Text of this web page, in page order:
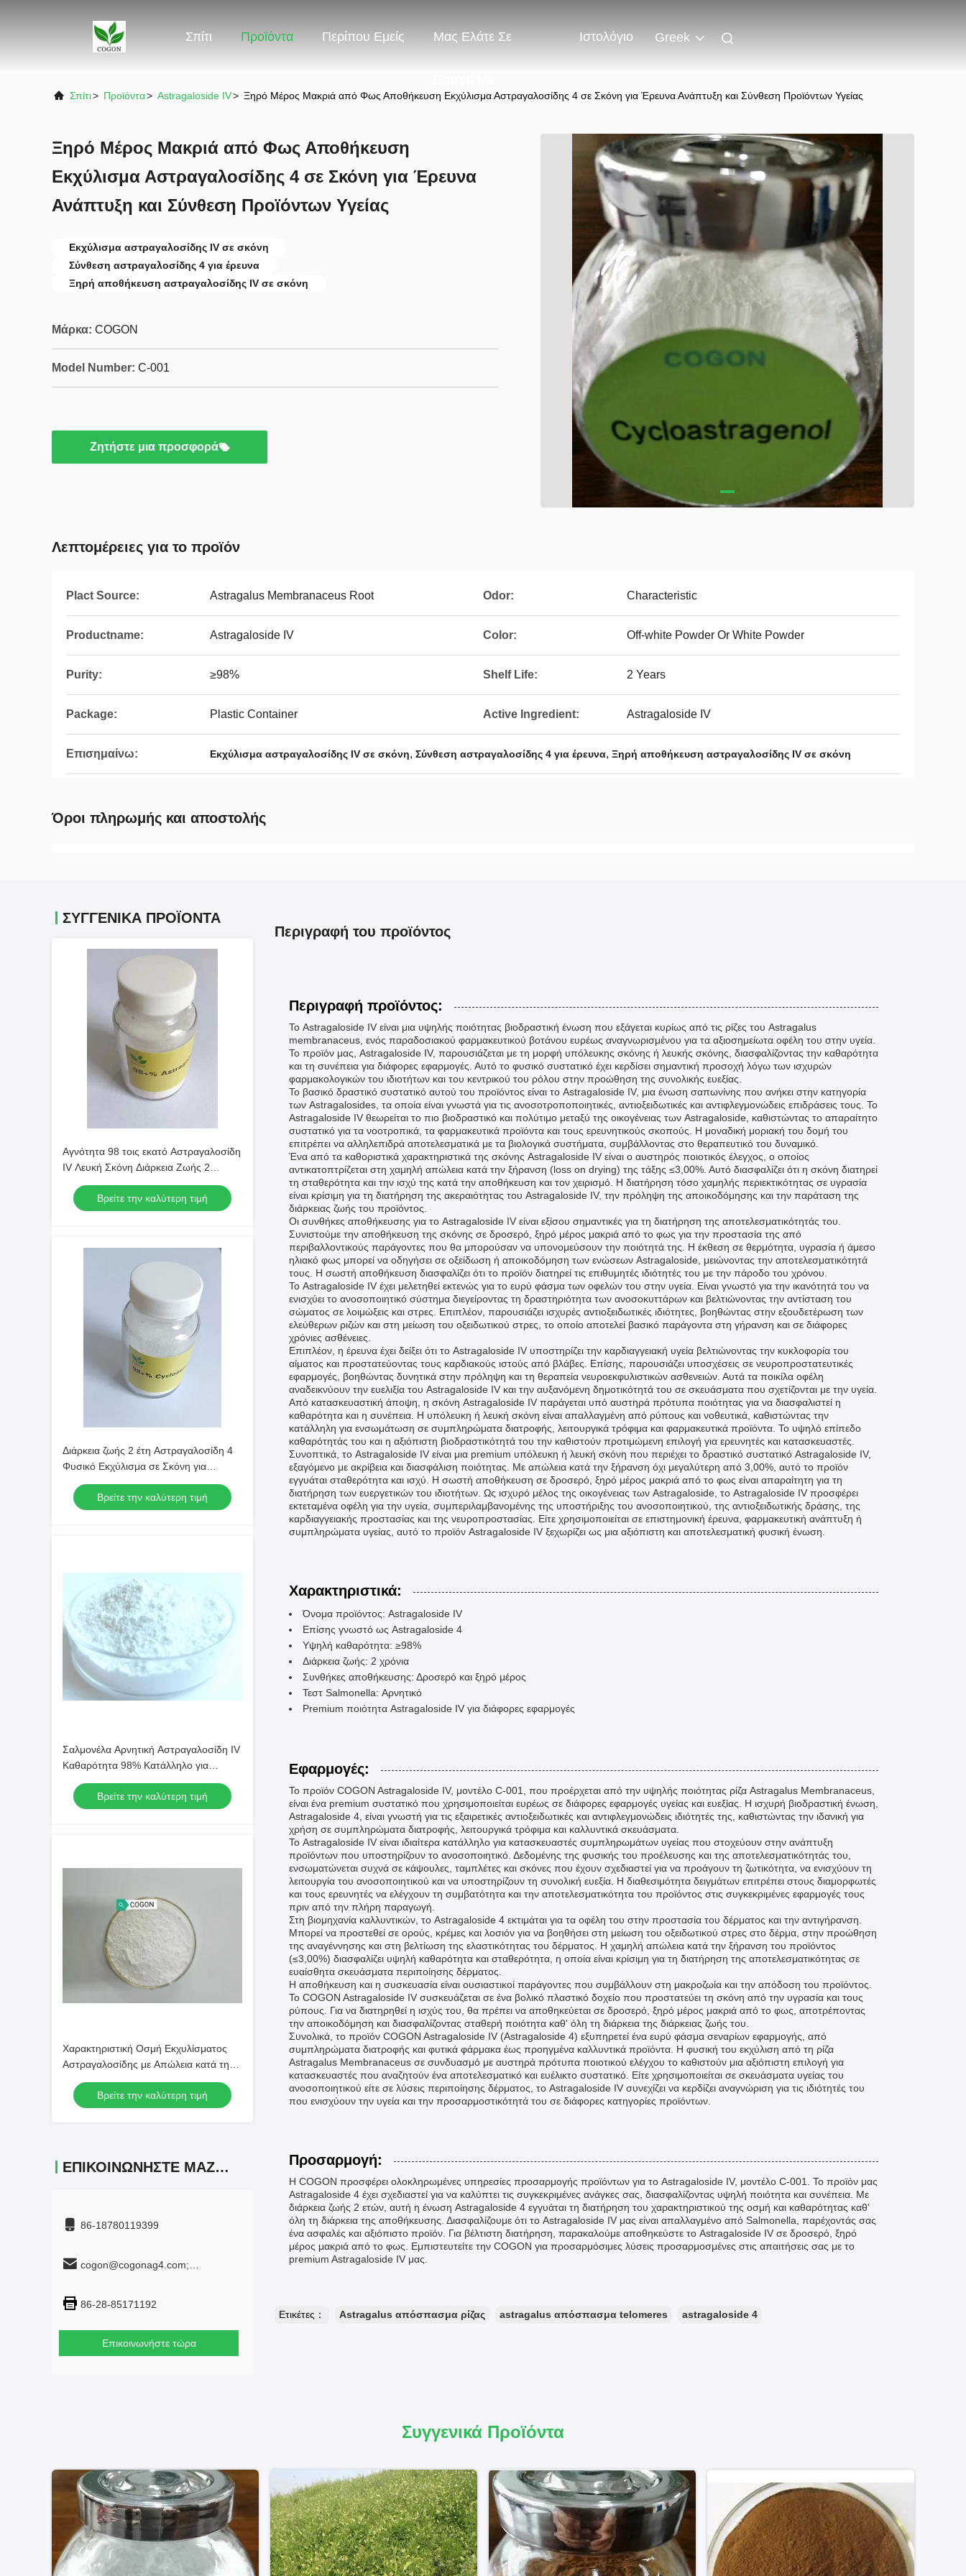
Σπίτι Προϊόντα Περίπου Εμείς Μας Ελάτε Σε Ιστολόγιο Greek
Σπίτι> Προϊόντα> Astragaloside IV> Ξηρό Μέρος Μακριά από Φως Αποθήκευση Εκχύλισμα Αστραγαλοσίδης 4 σε Σκόνη για Έρευνα Ανάπτυξη και Σύνθεση Προϊόντων Υγείας
Ξηρό Μέρος Μακριά από Φως Αποθήκευση
Εκχύλισμα Αστραγαλοσίδης 4 σε Σκόνη για Έρευνα
Ανάπτυξη και Σύνθεση Προϊόντων Υγείας
Εκχύλισμα αστραγαλοσίδης IV σε σκόνη
Σύνθεση αστραγαλοσίδης 4 για έρευνα
Ξηρή αποθήκευση αστραγαλοσίδης IV σε σκόνη
Μάρκα: COGON
Model Number: C-001
Ζητήστε μια προσφορά
Λεπτομέρειες για το προϊόν
Plact Source: Astragalus Membranaceus Root Odor: Characteristic
Productname: Astragaloside IV Color: Off-white Powder Or White Powder
Purity: ≥98% Shelf Life: 2 Years
Package: Plastic Container Active Ingredient: Astragaloside IV
Επισημαίνω: Εκχύλισμα αστραγαλοσίδης IV σε σκόνη, Σύνθεση αστραγαλοσίδης 4 για έρευνα, Ξηρή αποθήκευση αστραγαλοσίδης IV σε σκόνη
Όροι πληρωμής και αποστολής
ΣΥΓΓΕΝΙΚΆ ΠΡΟΪΌΝΤΑ
Αγνότητα 98 τοις εκατό Αστραγαλοσίδη
IV Λευκή Σκόνη Διάρκεια Ζωής 2
Χρόνια Εφαρμόζεται σε Βοτανικά
Εκχυλίσματα και Επιστημονική Έρευνα
Βρείτε την καλύτερη τιμή
Διάρκεια ζωής 2 έτη Αστραγαλοσίδη 4
Φυσικό Εκχύλισμα σε Σκόνη για
Φαρμακευτικές Εφαρμογές και
Διατροφικές Συνθέσεις
Βρείτε την καλύτερη τιμή
Σαλμονέλα Αρνητική Αστραγαλοσίδη IV
Καθαρότητα 98% Κατάλληλο για
Συνθέσεις Καλλυντικών και
Συμπληρωμάτων Διατροφής
Βρείτε την καλύτερη τιμή
Χαρακτηριστική Οσμή Εκχυλίσματος
Αστραγαλοσίδης με Απώλεια κατά την
Ξήρανση που δεν Υπερβαίνει το 3 τοις
εκατό Κατάλληλο για Παραγωγή
Συμπληρωμάτων Διατροφής
Βρείτε την καλύτερη τιμή
ΕΠΙΚΟΙΝΩΝΉΣΤΕ ΜΑΖΊ ΜΑΣ
86-18780119399
cogon@cogonag4.com;
86-28-85171192
Επικοινωνήστε τώρα
Περιγραφή του προϊόντος
Περιγραφή προϊόντος:
Το Astragaloside IV είναι μια υψηλής ποιότητας βιοδραστική ένωση που εξάγεται κυρίως από τις ρίζες του Astragalus
membranaceus, ενός παραδοσιακού φαρμακευτικού βοτάνου ευρέως αναγνωρισμένου για τα αξιοσημείωτα οφέλη του στην υγεία.
Το προϊόν μας, Astragaloside IV, παρουσιάζεται με τη μορφή υπόλευκης σκόνης ή λευκής σκόνης, διασφαλίζοντας την καθαρότητα
και τη συνέπεια για διάφορες εφαρμογές. Αυτό το φυσικό συστατικό έχει κερδίσει σημαντική προσοχή λόγω των ισχυρών
φαρμακολογικών του ιδιοτήτων και του κεντρικού του ρόλου στην προώθηση της συνολικής ευεξίας.
Το βασικό δραστικό συστατικό αυτού του προϊόντος είναι το Astragaloside IV, μια ένωση σαπωνίνης που ανήκει στην κατηγορία
των Astragalosides, τα οποία είναι γνωστά για τις ανοσοτροποποιητικές, αντιοξειδωτικές και αντιφλεγμονώδεις επιδράσεις τους. Το
Astragaloside IV θεωρείται το πιο βιοδραστικό και πολύτιμο μεταξύ της οικογένειας των Astragaloside, καθιστώντας το απαραίτητο
συστατικό για τα νοοτροπικά, τα φαρμακευτικά προϊόντα και τους ερευνητικούς σκοπούς. Η μοναδική μοριακή του δομή του
επιτρέπει να αλληλεπιδρά αποτελεσματικά με τα βιολογικά συστήματα, συμβάλλοντας στο θεραπευτικό του δυναμικό.
Ένα από τα καθοριστικά χαρακτηριστικά της σκόνης Astragaloside IV είναι ο αυστηρός ποιοτικός έλεγχος, ο οποίος
αντικατοπτρίζεται στη χαμηλή απώλεια κατά την ξήρανση (loss on drying) της τάξης ≤3,00%. Αυτό διασφαλίζει ότι η σκόνη διατηρεί
τη σταθερότητα και την ισχύ της κατά την αποθήκευση και τον χειρισμό. Η διατήρηση τόσο χαμηλής περιεκτικότητας σε υγρασία
είναι κρίσιμη για τη διατήρηση της ακεραιότητας του Astragaloside IV, την πρόληψη της αποικοδόμησης και την παράταση της
διάρκειας ζωής του προϊόντος.
Οι συνθήκες αποθήκευσης για το Astragaloside IV είναι εξίσου σημαντικές για τη διατήρηση της αποτελεσματικότητάς του.
Συνιστούμε την αποθήκευση της σκόνης σε δροσερό, ξηρό μέρος μακριά από το φως για την προστασία της από
περιβαλλοντικούς παράγοντες που θα μπορούσαν να υπονομεύσουν την ποιότητά της. Η έκθεση σε θερμότητα, υγρασία ή άμεσο
ηλιακό φως μπορεί να οδηγήσει σε οξείδωση ή αποικοδόμηση των ενώσεων Astragaloside, μειώνοντας την αποτελεσματικότητά
τους. Η σωστή αποθήκευση διασφαλίζει ότι το προϊόν διατηρεί τις επιθυμητές ιδιότητές του με την πάροδο του χρόνου.
Το Astragaloside IV έχει μελετηθεί εκτενώς για το ευρύ φάσμα των οφελών του στην υγεία. Είναι γνωστό για την ικανότητά του να
ενισχύει το ανοσοποιητικό σύστημα διεγείροντας τη δραστηριότητα των ανοσοκυττάρων και βελτιώνοντας την αντίσταση του
σώματος σε λοιμώξεις και στρες. Επιπλέον, παρουσιάζει ισχυρές αντιοξειδωτικές ιδιότητες, βοηθώντας στην εξουδετέρωση των
ελεύθερων ριζών και στη μείωση του οξειδωτικού στρες, το οποίο αποτελεί βασικό παράγοντα στη γήρανση και σε διάφορες
χρόνιες ασθένειες.
Επιπλέον, η έρευνα έχει δείξει ότι το Astragaloside IV υποστηρίζει την καρδιαγγειακή υγεία βελτιώνοντας την κυκλοφορία του
αίματος και προστατεύοντας τους καρδιακούς ιστούς από βλάβες. Επίσης, παρουσιάζει υποσχέσεις σε νευροπροστατευτικές
εφαρμογές, βοηθώντας δυνητικά στην πρόληψη και τη θεραπεία νευροεκφυλιστικών ασθενειών. Αυτά τα ποικίλα οφέλη
αναδεικνύουν την ευελιξία του Astragaloside IV και την αυξανόμενη δημοτικότητά του σε σκευάσματα που σχετίζονται με την υγεία.
Από κατασκευαστική άποψη, η σκόνη Astragaloside IV παράγεται υπό αυστηρά πρότυπα ποιότητας για να διασφαλιστεί η
καθαρότητα και η συνέπεια. Η υπόλευκη ή λευκή σκόνη είναι απαλλαγμένη από ρύπους και νοθευτικά, καθιστώντας την
κατάλληλη για ενσωμάτωση σε συμπληρώματα διατροφής, λειτουργικά τρόφιμα και φαρμακευτικά προϊόντα. Το υψηλό επίπεδο
καθαρότητάς του και η αξιόπιστη βιοδραστικότητά του την καθιστούν προτιμώμενη επιλογή για ερευνητές και κατασκευαστές.
Συνοπτικά, το Astragaloside IV είναι μια premium υπόλευκη ή λευκή σκόνη που περιέχει το δραστικό συστατικό Astragaloside IV,
εξαγόμενο με ακρίβεια και διασφάλιση ποιότητας. Με απώλεια κατά την ξήρανση όχι μεγαλύτερη από 3,00%, αυτό το προϊόν
εγγυάται σταθερότητα και ισχύ. Η σωστή αποθήκευση σε δροσερό, ξηρό μέρος μακριά από το φως είναι απαραίτητη για τη
διατήρηση των ευεργετικών του ιδιοτήτων. Ως ισχυρό μέλος της οικογένειας των Astragaloside, το Astragaloside IV προσφέρει
εκτεταμένα οφέλη για την υγεία, συμπεριλαμβανομένης της υποστήριξης του ανοσοποιητικού, της αντιοξειδωτικής δράσης, της
καρδιαγγειακής προστασίας και της νευροπροστασίας. Είτε χρησιμοποιείται σε επιστημονική έρευνα, φαρμακευτική ανάπτυξη ή
συμπληρώματα υγείας, αυτό το προϊόν Astragaloside IV ξεχωρίζει ως μια αξιόπιστη και αποτελεσματική φυσική ένωση.
Χαρακτηριστικά:
Όνομα προϊόντος: Astragaloside IV
Επίσης γνωστό ως Astragaloside 4
Υψηλή καθαρότητα: ≥98%
Διάρκεια ζωής: 2 χρόνια
Συνθήκες αποθήκευσης: Δροσερό και ξηρό μέρος
Τεστ Salmonella: Αρνητικό
Premium ποιότητα Astragaloside IV για διάφορες εφαρμογές
Εφαρμογές:
Το προϊόν COGON Astragaloside IV, μοντέλο C-001, που προέρχεται από την υψηλής ποιότητας ρίζα Astragalus Membranaceus,
είναι ένα premium συστατικό που χρησιμοποιείται ευρέως σε διάφορες εφαρμογές υγείας και ευεξίας. Η ισχυρή βιοδραστική ένωση,
Astragaloside 4, είναι γνωστή για τις εξαιρετικές αντιοξειδωτικές και αντιφλεγμονώδεις ιδιότητές της, καθιστώντας την ιδανική για
χρήση σε συμπληρώματα διατροφής, λειτουργικά τρόφιμα και καλλυντικά σκευάσματα.
Το Astragaloside IV είναι ιδιαίτερα κατάλληλο για κατασκευαστές συμπληρωμάτων υγείας που στοχεύουν στην ανάπτυξη
προϊόντων που υποστηρίζουν το ανοσοποιητικό. Δεδομένης της φυσικής του προέλευσης και της αποτελεσματικότητάς του,
ενσωματώνεται συχνά σε κάψουλες, ταμπλέτες και σκόνες που έχουν σχεδιαστεί για να προάγουν τη ζωτικότητα, να ενισχύουν τη
λειτουργία του ανοσοποιητικού και να υποστηρίζουν τη συνολική ευεξία. Η διαθεσιμότητα δειγμάτων επιτρέπει στους διαμορφωτές
και τους ερευνητές να ελέγχουν τη συμβατότητα και την αποτελεσματικότητα του προϊόντος στις συγκεκριμένες εφαρμογές τους
πριν από την πλήρη παραγωγή.
Στη βιομηχανία καλλυντικών, το Astragaloside 4 εκτιμάται για τα οφέλη του στην προστασία του δέρματος και την αντιγήρανση.
Μπορεί να προστεθεί σε ορούς, κρέμες και λοσιόν για να βοηθήσει στη μείωση του οξειδωτικού στρες στο δέρμα, στην προώθηση
της αναγέννησης και στη βελτίωση της ελαστικότητας του δέρματος. Η χαμηλή απώλεια κατά την ξήρανση του προϊόντος
(≤3,00%) διασφαλίζει υψηλή καθαρότητα και σταθερότητα, η οποία είναι κρίσιμη για τη διατήρηση της αποτελεσματικότητας σε
ευαίσθητα σκευάσματα περιποίησης δέρματος.
Η αποθήκευση και η συσκευασία είναι ουσιαστικοί παράγοντες που συμβάλλουν στη μακροζωία και την απόδοση του προϊόντος.
Το COGON Astragaloside IV συσκευάζεται σε ένα βολικό πλαστικό δοχείο που προστατεύει τη σκόνη από την υγρασία και τους
ρύπους. Για να διατηρηθεί η ισχύς του, θα πρέπει να αποθηκεύεται σε δροσερό, ξηρό μέρος μακριά από το φως, αποτρέποντας
την αποικοδόμηση και διασφαλίζοντας σταθερή ποιότητα καθ' όλη τη διάρκεια της διάρκειας ζωής του.
Συνολικά, το προϊόν COGON Astragaloside IV (Astragaloside 4) εξυπηρετεί ένα ευρύ φάσμα σεναρίων εφαρμογής, από
συμπληρώματα διατροφής και φυτικά φάρμακα έως προηγμένα καλλυντικά προϊόντα. Η φυσική του εκχύλιση από τη ρίζα
Astragalus Membranaceus σε συνδυασμό με αυστηρά πρότυπα ποιοτικού ελέγχου το καθιστούν μια αξιόπιστη επιλογή για
κατασκευαστές που αναζητούν ένα αποτελεσματικό και ευέλικτο συστατικό. Είτε χρησιμοποιείται σε σκευάσματα υγείας του
ανοσοποιητικού είτε σε λύσεις περιποίησης δέρματος, το Astragaloside IV συνεχίζει να κερδίζει αναγνώριση για τις ιδιότητές του
που ενισχύουν την υγεία και την προσαρμοστικότητά του σε διάφορες κατηγορίες προϊόντων.
Προσαρμογή:
Η COGON προσφέρει ολοκληρωμένες υπηρεσίες προσαρμογής προϊόντων για το Astragaloside IV, μοντέλο C-001. Το προϊόν μας
Astragaloside 4 έχει σχεδιαστεί για να καλύπτει τις συγκεκριμένες ανάγκες σας, διασφαλίζοντας υψηλή ποιότητα και συνέπεια. Με
διάρκεια ζωής 2 ετών, αυτή η ένωση Astragaloside 4 εγγυάται τη διατήρηση του χαρακτηριστικού της οσμή και καθαρότητας καθ'
όλη τη διάρκεια της αποθήκευσης. Διασφαλίζουμε ότι το Astragaloside IV μας είναι απαλλαγμένο από Salmonella, παρέχοντάς σας
ένα ασφαλές και αξιόπιστο προϊόν. Για βέλτιστη διατήρηση, παρακαλούμε αποθηκεύστε το Astragaloside IV σε δροσερό, ξηρό
μέρος μακριά από το φως. Εμπιστευτείτε την COGON για προσαρμόσιμες λύσεις προσαρμοσμένες στις απαιτήσεις σας με το
premium Astragaloside IV μας.
Ετικέτες： Astragalus απόσπασμα ρίζας astragalus απόσπασμα telomeres astragaloside 4
Συγγενικά Προϊόντα